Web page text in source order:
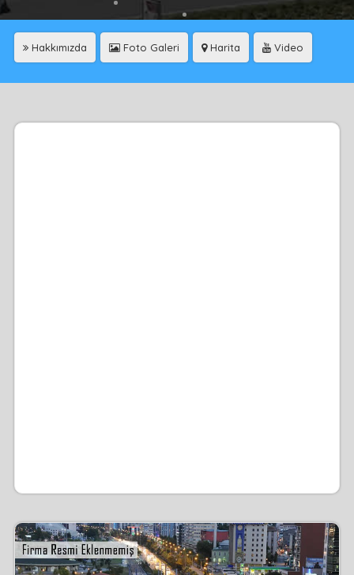
Hakkımızda Foto Galeri Harita Video